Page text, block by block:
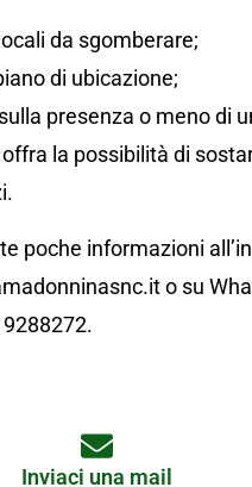
da sgomberare;
di ubicazione;
presenza o meno di
la possibilità di
poche informazioni
o su
Inviaci una mail